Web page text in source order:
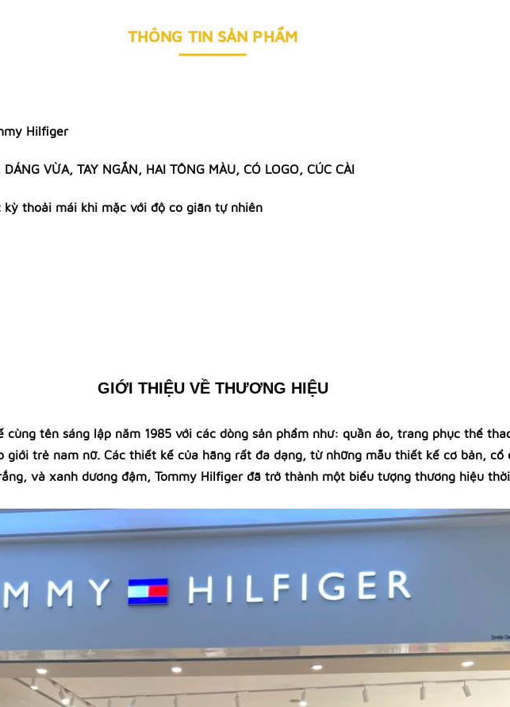
THÔNG TIN SẢN PHẨM
Hilfiger
VỪA, TAY NGẮN, HAI TÔNG MÀU, CÓ LOGO, CÚC CÀI
thoải mái khi mặc với độ co giãn tự nhiên
GIỚI THIỆU VỀ THƯƠNG HIỆU
tên sáng lập năm 1985 với các dòng sản phẩm như: quần áo, trang phục thể
giới trẻ nam nữ. Các thiết kế của hãng rất đa dạng, từ những mẫu thiết kế cơ bản,
và xanh dương đậm, Tommy Hilfiger đã trở thành một biểu tượng thương hiệu